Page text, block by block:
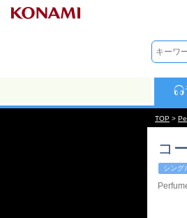
TOP >
コ
シング